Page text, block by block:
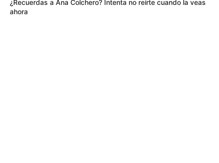
TEMAS RELACIONADOS
¿Recuerdas a Ana Colchero? Intenta no reírte cuando la veas
ahora